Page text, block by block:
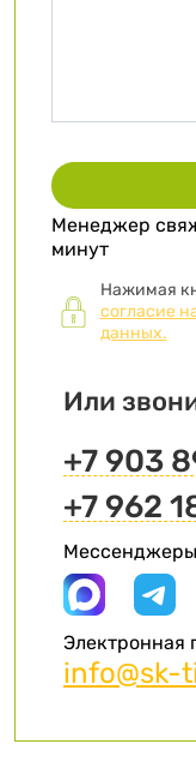
Менеджер
минут
Нажимая
согласие
данных.
Или
+7 903
+7 962
Электронная
info@sk-